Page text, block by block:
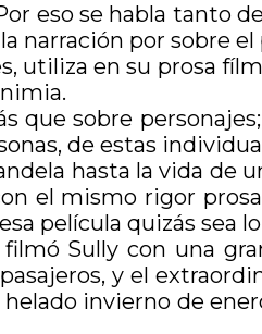
eso se habla tanto
narración por sobre
utiliza en su prosa
que sobre
de estas
hasta la vida de
el mismo rigor
película quizás sea
Sully con una
y el
invierno de